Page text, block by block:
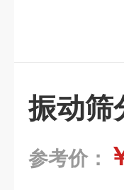
振动筛
参考价：